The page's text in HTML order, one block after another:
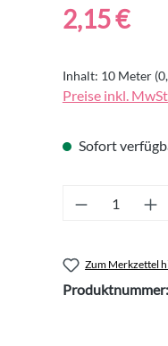
Regulärer Preis:
2,15 €
Inhalt: 10 Meter
Preise inkl.
Sofort
Produkt
Zum Merkzettel
Produktnummer: